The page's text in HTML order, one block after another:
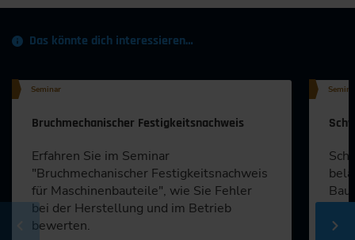
Das könnte dich interessieren…
Seminar
Bruchmechanischer Festigkeitsnachweis
Erfahren Sie im Seminar
"Bruchmechanischer Festigkeitsnachweis
für Maschinenbauteile", wie Sie Fehler
bei der Herstellung und im Betrieb
bewerten.